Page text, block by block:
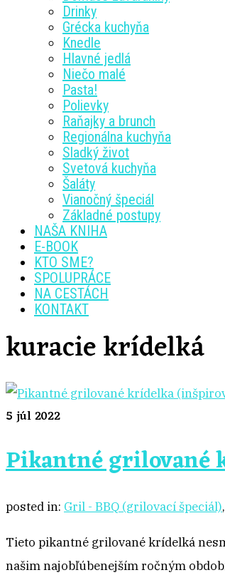
Drinky
Grécka kuchyňa
Knedle
Hlavné jedlá
Niečo malé
Pasta!
Polievky
Raňajky a brunch
Regionálna kuchyňa
Sladký život
Svetová kuchyňa
Šaláty
Vianočný špeciál
Základné postupy
NAŠA KNIHA
E-BOOK
KTO SME?
SPOLUPRÁCE
NA CESTÁCH
KONTAKT
kuracie krídelká
5 júl 2022
Pikantné grilované
posted in: Gril - BBQ (grilovací špeciál),
Tieto pikantné grilované krídelká
našim najobľúbenejším ročným